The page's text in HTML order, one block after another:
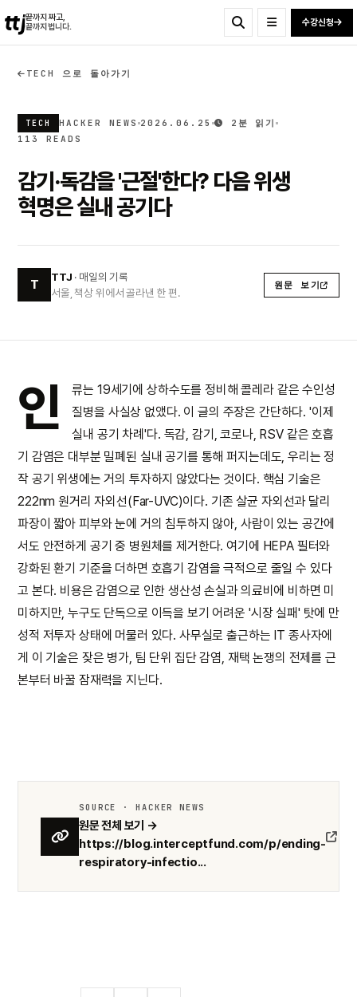
ttj끝까지 짜고,
끝까지 법니다.
수강신청
TECH 으로 돌아가기
TECH HACKER NEWS 2026.06.25
2분 읽기
113 READS
감기·독감을 '근절'한다? 다음 위생
혁명은 실내 공기다
T
TTJ · 매일의 기록
서울, 책상 위에서 골라낸 한 편.
원문 보기
인
류는 19세기에 상하수도를 정비해 콜레라 같은 수인성
질병을 사실상 없앴다. 이 글의 주장은 간단하다. '이제
실내 공기 차례'다. 독감, 감기, 코로나, RSV 같은 호흡
기 감염은 대부분 밀폐된 실내 공기를 통해 퍼지는데도, 우리는 정
작 공기 위생에는 거의 투자하지 않았다는 것이다. 핵심 기술은
222nm 원거리 자외선(Far-UVC)이다. 기존 살균 자외선과 달리
파장이 짧아 피부와 눈에 거의 침투하지 않아, 사람이 있는 공간에
서도 안전하게 공기 중 병원체를 제거한다. 여기에 HEPA 필터와
강화된 환기 기준을 더하면 호흡기 감염을 극적으로 줄일 수 있다
고 본다. 비용은 감염으로 인한 생산성 손실과 의료비에 비하면 미
미하지만, 누구도 단독으로 이득을 보기 어려운 '시장 실패' 탓에 만
성적 저투자 상태에 머물러 있다. 사무실로 출근하는 IT 종사자에
게 이 기술은 잦은 병가, 팀 단위 집단 감염, 재택 논쟁의 전제를 근
본부터 바꿀 잠재력을 지닌다.
SOURCE · HACKER NEWS
원문 전체 보기 →
https://blog.interceptfund.com/p/ending-
respiratory-infectio...